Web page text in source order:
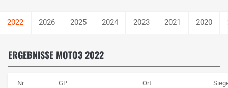
2026 2025 2024 2023 2021 2020
ERGEBNISSE MOTO3 2022
Nr GP Ort